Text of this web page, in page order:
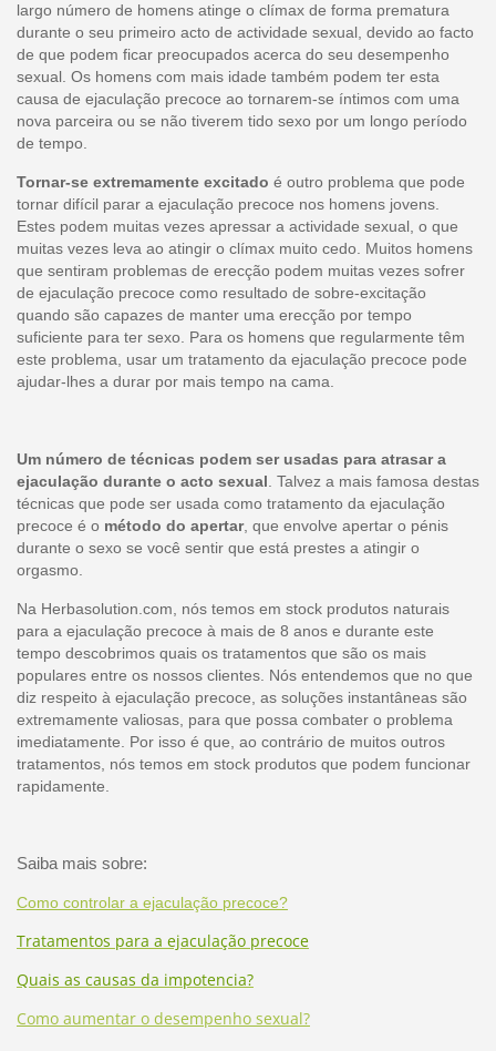
largo número de homens atinge o clímax de forma prematura
durante o seu primeiro acto de actividade sexual, devido ao facto
de que podem ficar preocupados acerca do seu desempenho
sexual. Os homens com mais idade também podem ter esta
causa de ejaculação precoce ao tornarem-se íntimos com uma
nova parceira ou se não tiverem tido sexo por um longo período
de tempo.
Tornar-se extremamente excitado é outro problema que pode
tornar difícil parar a ejaculação precoce nos homens jovens.
Estes podem muitas vezes apressar a actividade sexual, o que
muitas vezes leva ao atingir o clímax muito cedo. Muitos homens
que sentiram problemas de erecção podem muitas vezes sofrer
de ejaculação precoce como resultado de sobre-excitação
quando são capazes de manter uma erecção por tempo
suficiente para ter sexo. Para os homens que regularmente têm
este problema, usar um tratamento da ejaculação precoce pode
ajudar-lhes a durar por mais tempo na cama.
Um número de técnicas podem ser usadas para atrasar a
ejaculação durante o acto sexual . Talvez a mais famosa destas
técnicas que pode ser usada como tratamento da ejaculação
precoce é o método do apertar, que envolve apertar o pénis
durante o sexo se você sentir que está prestes a atingir o
orgasmo.
Na Herbasolution.com, nós temos em stock produtos naturais
para a ejaculação precoce à mais de 8 anos e durante este
tempo descobrimos quais os tratamentos que são os mais
populares entre os nossos clientes. Nós entendemos que no que
diz respeito à ejaculação precoce, as soluções instantâneas são
extremamente valiosas, para que possa combater o problema
imediatamente. Por isso é que, ao contrário de muitos outros
tratamentos, nós temos em stock produtos que podem funcionar
rapidamente.
Saiba mais sobre:
Como controlar a ejaculação precoce?
Tratamentos para a ejaculação precoce
Quais as causas da impotencia?
Como aumentar o desempenho sexual?